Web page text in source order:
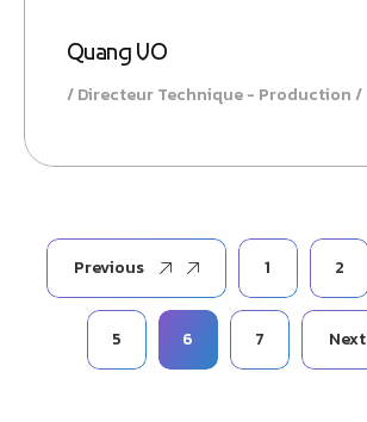
Quang VO
Directeur Technique - Production
Previous 1 2
5 6 7 Next